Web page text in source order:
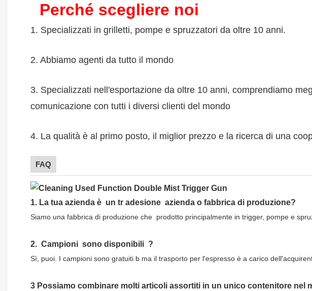
Perché scegliere noi
1. Specializzati in grilletti, pompe e spruzzatori da oltre 10 anni.
2. Abbiamo agenti da tutto il mondo
3. Specializzati nell'esportazione da oltre 10 anni, comprendiamo
comunicazione con tutti i diversi clienti del mondo
4. La qualità è al primo posto, il miglior prezzo e la ricerca di una
FAQ
1. La tua azienda è un tr adesione azienda o fabbrica di produzione?
Siamo una fabbrica di produzione che prodotto principalmente in trigger, pompe e
2. Campioni sono disponibili ?
Sì, puoi. I campioni sono gratuiti b ma il trasporto per l'espresso è a carico
3 Possiamo combinare molti articoli assortiti in un unico contenitore nel